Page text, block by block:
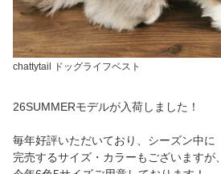
chattytail ドッグライフベスト
26SUMMERモデルが入荷しました！
毎年好評いただいており、シーズン中に
完売するサイズ・カラーもございますが、